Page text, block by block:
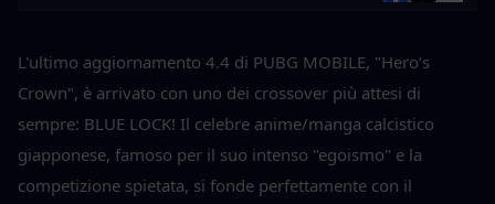
L'ultimo aggiornamento 4.4 di PUBG MOBILE, "Hero’s
Crown", è arrivato con uno dei crossover più attesi di
sempre: BLUE LOCK! Il celebre anime/manga calcistico
giapponese, famoso per il suo intenso "egoismo" e la
competizione spietata, si fonde perfettamente con il